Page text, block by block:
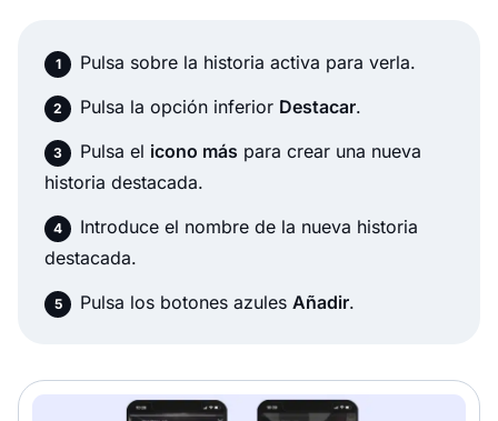
Pulsa sobre la historia activa para verla.
Pulsa la opción inferior Destacar.
Pulsa el icono más para crear una nueva
historia destacada.
Introduce el nombre de la nueva historia
destacada.
Pulsa los botones azules Añadir.